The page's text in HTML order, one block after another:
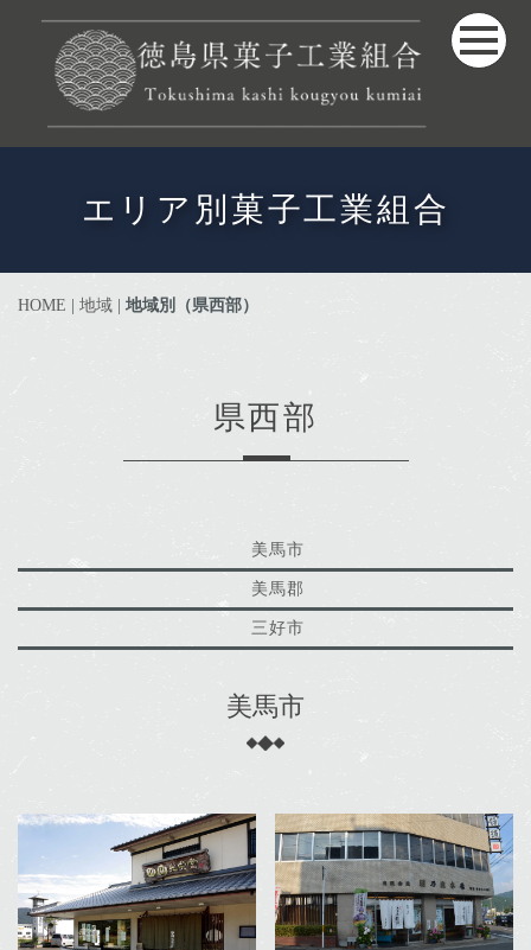
エリア別菓子工業組合
HOME 地域 地域別（県西部）
県西部
美馬市
美馬郡
三好市
美馬市